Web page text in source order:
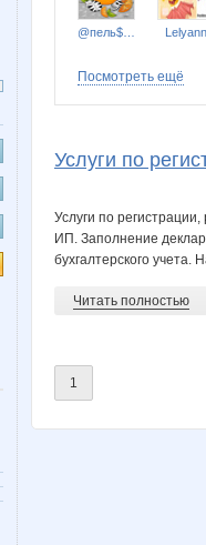
Lelyann
Посмотреть ещё
Услуги по
Услуги по
ИП. Заполнение
бухгалтерского
Читать полностью
1